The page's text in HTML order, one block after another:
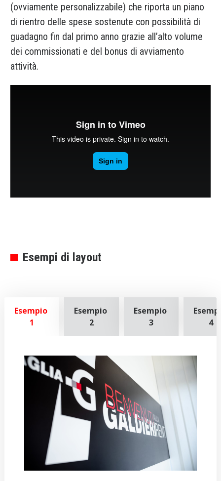
(ovviamente personalizzabile) che riporta un piano
di rientro delle spese sostenute con possibilità di
guadagno fin dal primo anno grazie all’alto volume
dei commissionati e del bonus di avviamento
attività.
Esempi di layout
Esempio
1
Esempio
2
Esempio
3
4